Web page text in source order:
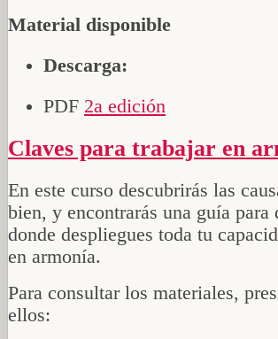
Material disponible
Descarga:
PDF 2a edición
Claves para trabajar en
En este curso descubrirás las
bien, y encontrarás una guía
donde despliegues toda tu
en armonía.
Para consultar los materiales,
ellos: